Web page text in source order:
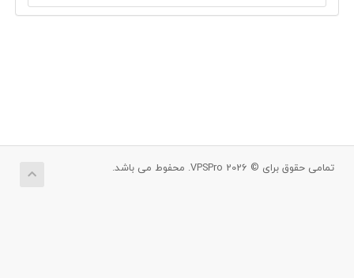
تمامی حقوق برای © 2026 VPSPro. محفوط می باشد.